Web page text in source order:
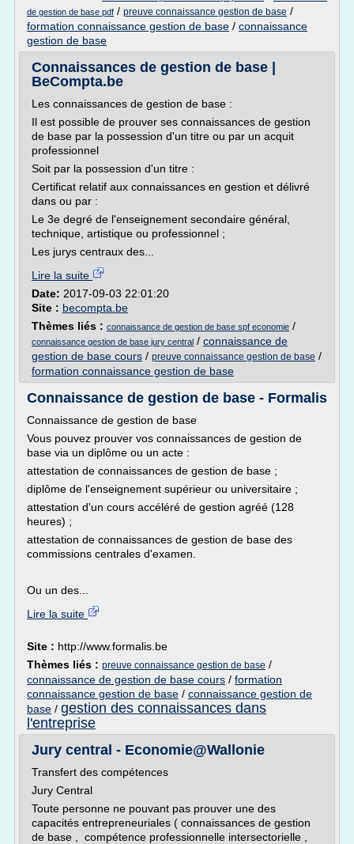
de gestion de base pdf / preuve connaissance gestion de base /
formation connaissance gestion de base / connaissance
gestion de base
Connaissances de gestion de base |
BeCompta.be
Les connaissances de gestion de base :
Il est possible de prouver ses connaissances de gestion
de base par la possession d'un titre ou par un acquit
professionnel
Soit par la possession d'un titre :
Certificat relatif aux connaissances en gestion et délivré
dans ou par :
Le 3e degré de l'enseignement secondaire général,
technique, artistique ou professionnel ;
Les jurys centraux des...
Lire la suite
Date: 2017-09-03 22:01:20
Site : becompta.be
Thèmes liés : connaissance de gestion de base spf economie /
connaissance gestion de base jury central / connaissance de
gestion de base cours / preuve connaissance gestion de base /
formation connaissance gestion de base
Connaissance de gestion de base - Formalis
Connaissance de gestion de base
Vous pouvez prouver vos connaissances de gestion de
base via un diplôme ou un acte :
attestation de connaissances de gestion de base ;
diplôme de l'enseignement supérieur ou universitaire ;
attestation d'un cours accéléré de gestion agréé (128
heures) ;
attestation de connaissances de gestion de base des
commissions centrales d'examen.
Ou un des...
Lire la suite
Site : http://www.formalis.be
Thèmes liés : preuve connaissance gestion de base /
connaissance de gestion de base cours / formation
connaissance gestion de base / connaissance gestion de
base / gestion des connaissances dans
l'entreprise
Jury central - Economie@Wallonie
Transfert des compétences
Jury Central
Toute personne ne pouvant pas prouver une des
capacités entrepreneuriales ( connaissances de gestion
de base , compétence professionnelle intersectorielle ,